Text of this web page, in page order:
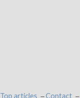
Top articles Contact